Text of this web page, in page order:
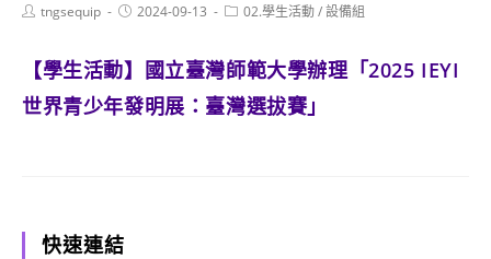
Posttngsequip
Post2024-09-13
Post02.學生活動/設備組
【學生活動】國立臺灣師範大學辦理「2025 IEYI
世界青少年發明展：臺灣選拔賽」
快速連結